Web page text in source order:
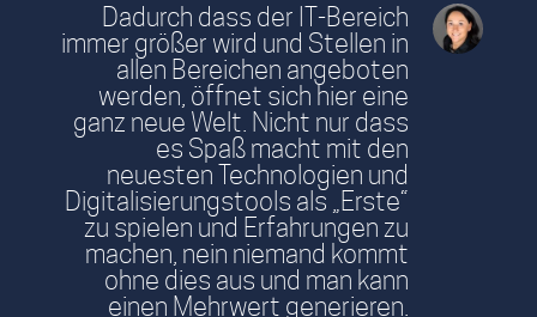
Dadurch dass der IT-Bereich
immer größer wird und Stellen in
allen Bereichen angeboten
werden, öffnet sich hier eine
ganz neue Welt. Nicht nur dass
es Spaß macht mit den
neuesten Technologien und
Digitalisierungstools als „Erste“
zu spielen und Erfahrungen zu
machen, nein niemand kommt
ohne dies aus und man kann
einen Mehrwert generieren.